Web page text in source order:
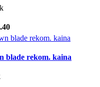
blade rekom. kaina